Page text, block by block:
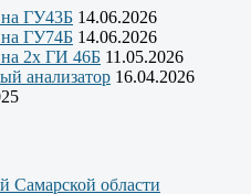
ГУ43Б 14.06.2026
ГУ74Б 14.06.2026
2х ГИ 46Б 11.05.2026
анализатор 16.04.2026
Самарской области